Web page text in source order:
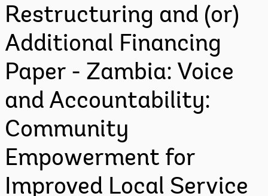
Restructuring and (or)
Additional Financing
Paper - Zambia: Voice
and Accountability:
Community
Empowerment for
Improved Local Service